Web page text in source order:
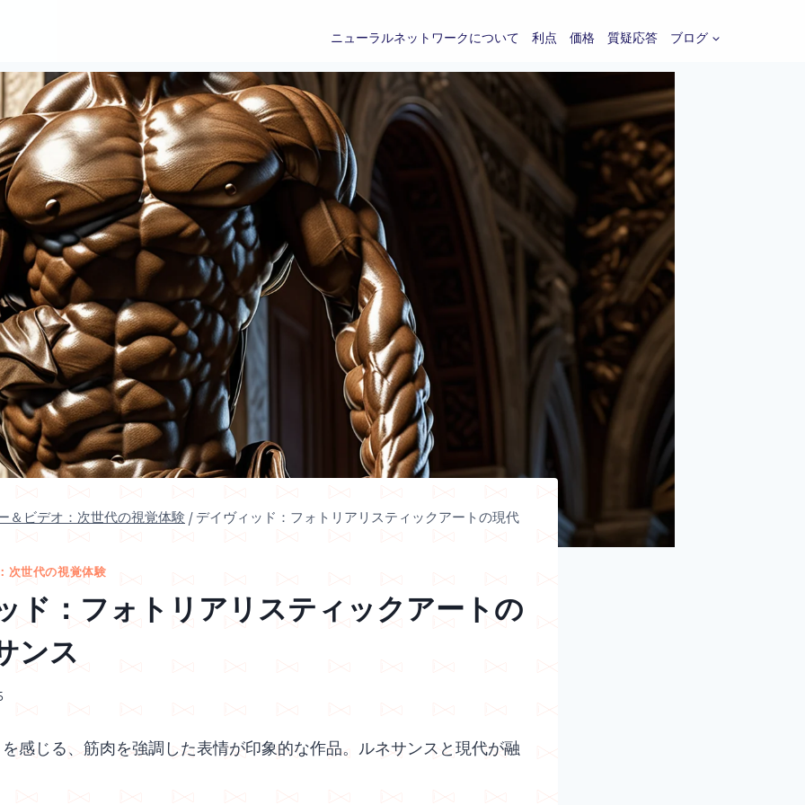
ニューラルネットワークについて 利点 価格 質疑応答 ブログ
＆ビデオ：次世代の視覚体験 / デイヴィッド：フォトリアリスティックアートの現代
次世代の視覚体験
ド：フォトリアリスティックアートの
ンス
感じる、筋肉を強調した表情が印象的な作品。ルネサンスと現代が融